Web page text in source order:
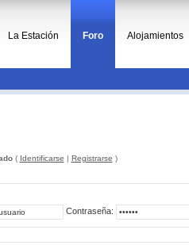
La Estación Foro Alojamientos
( Identificarse | Registrarse )
Contraseña: